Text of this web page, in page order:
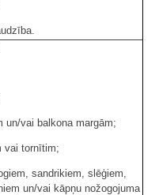
un/vai balkona margām;
vai tornītim;
sandrikiem, slēģiem,
un/vai kāpņu nožogojuma